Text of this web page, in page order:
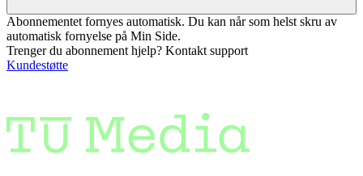
Abonnementet fornyes automatisk. Du kan når som helst skru av
automatisk fornyelse på Min Side.
Trenger du abonnement hjelp? Kontakt support
Kundestøtte